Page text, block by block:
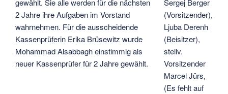
Sergej Berger
(Vorsitzender),
Ljuba Derenh
(Beisitzer),
stellv.
Vorsitzender
Marcel Jürs,
(Es fehlt auf
gewählt. Sie alle werden für die nächsten
2 Jahre ihre Aufgaben im Vorstand
wahrnehmen. Für die ausscheidende
Kassenprüferin Erika Brüsewitz wurde
Mohammad Alsabbagh einstimmig als
neuer Kassenprüfer für 2 Jahre gewählt.